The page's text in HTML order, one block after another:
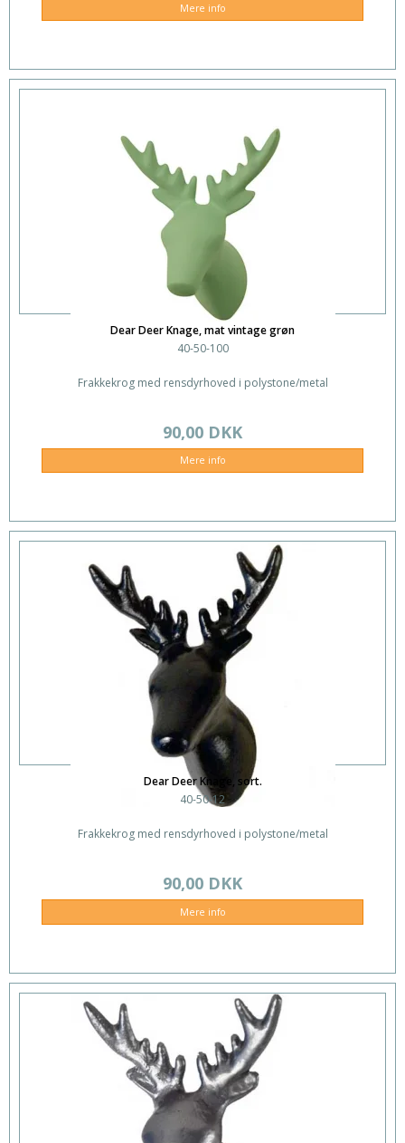
Mere info
Dear Deer Knage, mat vintage grøn
40-50-100
Frakkekrog med rensdyrhoved i polystone/metal
90,00 DKK
Mere info
Dear Deer Knage, sort.
40-50-12
Frakkekrog med rensdyrhoved i polystone/metal
90,00 DKK
Mere info